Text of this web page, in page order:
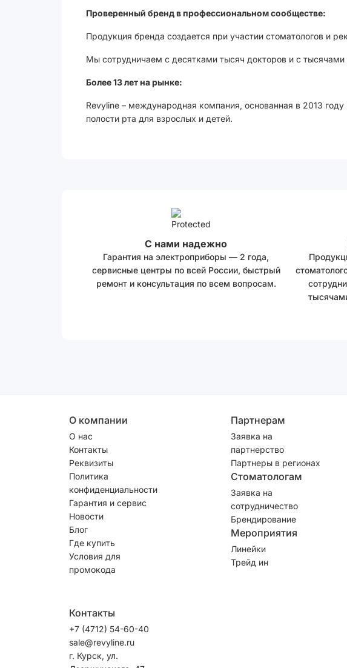
Проверенный бренд в профессиональном сообществе:
Продукция бренда создается при участии стоматологов и
Мы сотрудничаем с десятками тысяч докторов и с
Более 13 лет на рынке:
Revyline – международная компания, основанная в 2013
полости рта для взрослых и детей.
С нами надежно
Гарантия на электроприборы — 2 года,
сервисные центры по всей России, быстрый
ремонт и консультация по всем вопросам.
О компании
О нас
Контакты
Реквизиты
Политика
конфиденциальности
Гарантия и сервис
Новости
Блог
Где купить
Условия для
промокода
Партнерам
Заявка на
партнерство
Партнеры в регионах
Стоматологам
Заявка на
сотрудничество
Брендирование
Мероприятия
Линейки
Трейд ин
Контакты
+7 (4712) 54-60-40
sale@revyline.ru
г. Курск, ул.